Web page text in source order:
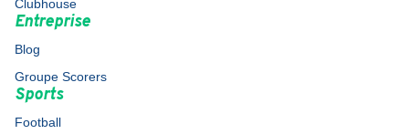
Clubhouse
Entreprise
Blog
Groupe Scorers
Sports
Football